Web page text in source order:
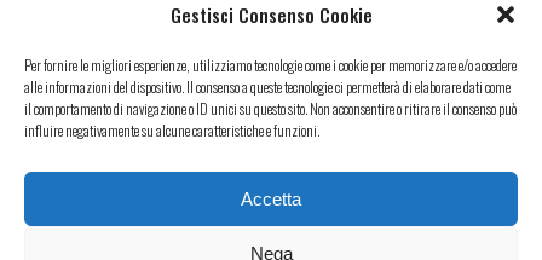
Gestisci Consenso Cookie
Per fornire le migliori esperienze, utilizziamo tecnologie come i cookie per memorizzare e/o accedere
alle informazioni del dispositivo. Il consenso a queste tecnologie ci permetterà di elaborare dati come
il comportamento di navigazione o ID unici su questo sito. Non acconsentire o ritirare il consenso può
influire negativamente su alcune caratteristiche e funzioni.
Accetta
Nega
Calendario
Il Nostro Territorio